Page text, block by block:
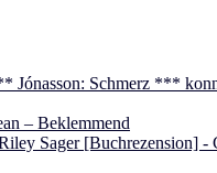
Jónasson: Schmerz ***
– Beklemmend
Sager [Buchrezension] -